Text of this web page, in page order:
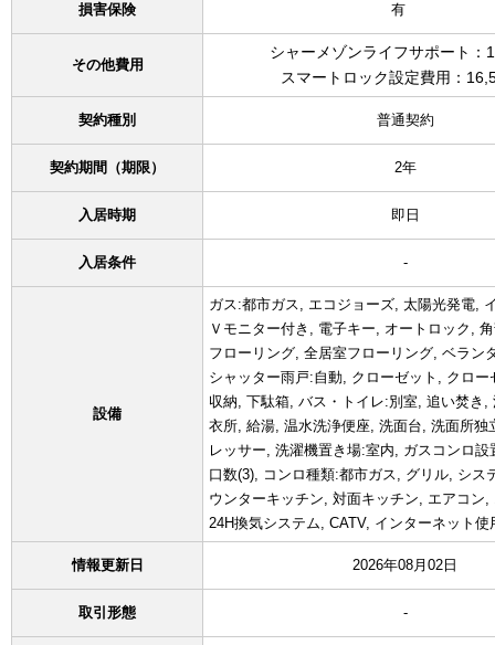
損害保険 有
その他費用
シャーメゾンライフサポート：
スマートロック設定費用：
契約種別 普通契約
契約期間（期限） 2年
入居時期 即日
入居条件 -
設備
ガス:都市ガス, エコジョーズ, 太陽光発電,
Ｖモニター付き, 電子キー, オートロック,
フローリング, 全居室フローリング, ベラン
シャッター雨戸:自動, クローゼット, クロー
収納, 下駄箱, バス・トイレ:別室, 追い焚き,
衣所, 給湯, 温水洗浄便座, 洗面台, 洗面所独
レッサー, 洗濯機置き場:室内, ガスコンロ
口数(3), コンロ種類:都市ガス, グリル, シス
ウンターキッチン, 対面キッチン, エアコン,
24H換気システム, CATV, インターネット使
情報更新日 2026年08月02日
取引形態 -